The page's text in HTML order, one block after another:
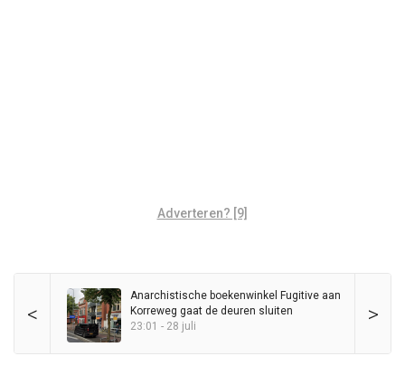
Adverteren? [9]
< >
Anarchistische boekenwinkel Fugitive aan
Korreweg gaat de deuren sluiten
23:01 - 28 juli